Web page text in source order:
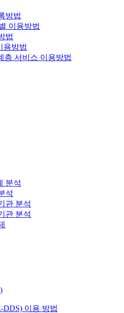
방법
이용방법
법
용방법
층 서비스 이용방법
분석
석
관 분석
관 분석
DDS) 이용 방법